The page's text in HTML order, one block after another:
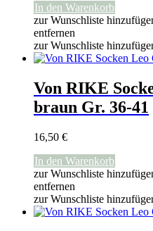
In den Warenkorb
zur Wunschliste
entfernen
zur Wunschliste
Von RIKE
braun Gr. 36-41
16,50 €
In den Warenkorb
zur Wunschliste
entfernen
zur Wunschliste